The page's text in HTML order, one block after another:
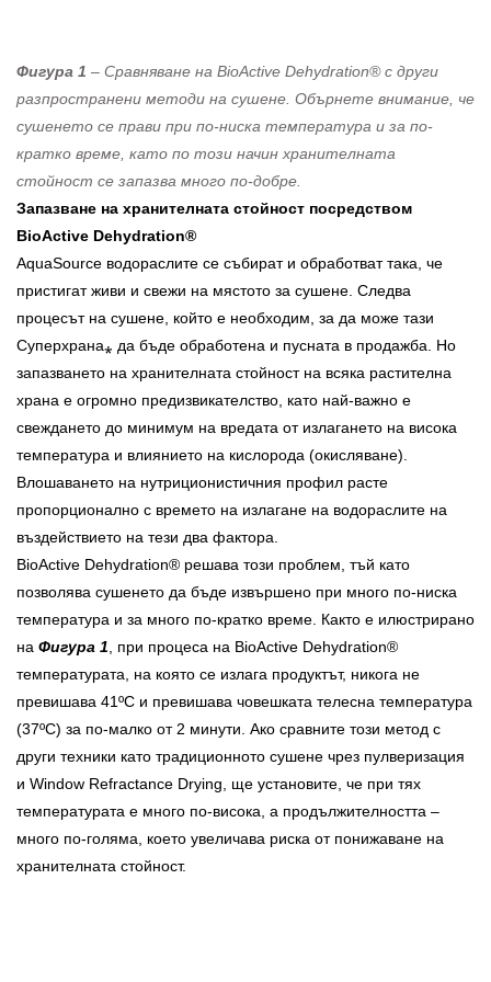
Фигура 1 – Сравняване на BioActive Dehydration® с други
разпространени методи на сушене. Обърнете внимание, че
сушенето се прави при по-ниска температура и за по-
кратко време, като по този начин хранителната
стойност се запазва много по-добре.
Запазване на хранителната стойност посредством
BioActive Dehydration®
AquaSource водораслите се събират и обработват така, че
пристигат живи и свежи на мястото за сушене. Следва
процесът на сушене, който е необходим, за да може тази
Суперхрана⁎ да бъде обработена и пусната в продажба. Но
запазването на хранителната стойност на всяка растителна
храна е огромно предизвикателство, като най-важно е
свеждането до минимум на вредата от излагането на висока
температура и влиянието на кислорода (окисляване).
Влошаването на нутриционистичния профил расте
пропорционално с времето на излагане на водораслите на
въздействието на тези два фактора.
BioActive Dehydration® решава този проблем, тъй като
позволява сушенето да бъде извършено при много по-ниска
температура и за много по-кратко време. Както е илюстрирано
на Фигура 1 , при процеса на BioActive Dehydration®
температурата, на която се излага продуктът, никога не
превишава 41ºС и превишава човешката телесна температура
(37ºС) за по-малко от 2 минути. Ако сравните този метод с
други техники като традиционното сушене чрез пулверизация
и Window Refractance Drying, ще установите, че при тях
температурата е много по-висока, а продължителността –
много по-голяма, което увеличава риска от понижаване на
хранителната стойност.